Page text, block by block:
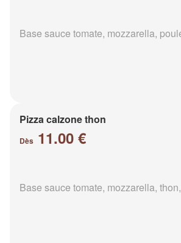
Base sauce tomate, mozzarella,
Pizza calzone thon
Dès 11.00 €
Base sauce tomate, mozzarella,